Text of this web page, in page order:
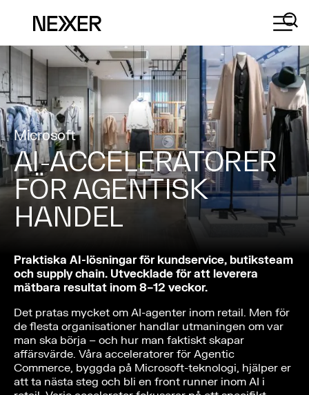
Microsoft
AI-ACCELERATORER
FÖR AGENTISK
HANDEL
Praktiska AI-lösningar för kundservice, butiksteam
och supply chain. Utvecklade för att leverera
mätbara resultat inom 8–12 veckor.
Det pratas mycket om AI-agenter inom retail. Men för
de flesta organisationer handlar utmaningen om var
man ska börja – och hur man faktiskt skapar
affärsvärde. Våra acceleratorer för Agentic
Commerce, byggda på Microsoft-teknologi, hjälper er
att ta nästa steg och bli en front runner inom AI i